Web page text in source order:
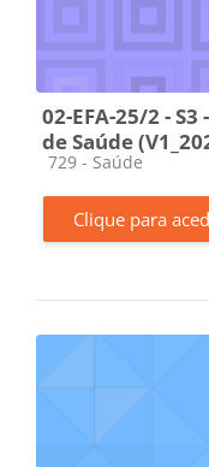
02-EFA-25/2 -
de Saúde
Categoria da
729 - Saúde
Clique para